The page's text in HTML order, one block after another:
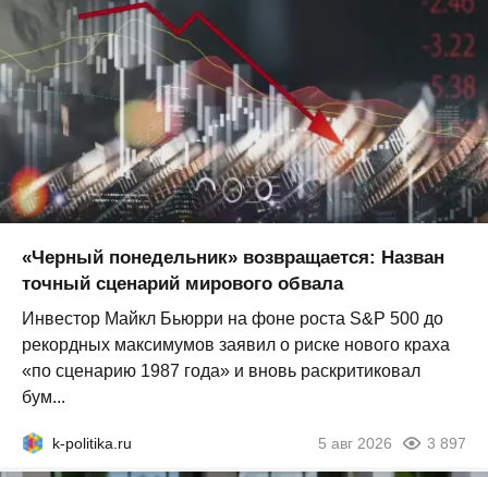
«Черный понедельник» возвращается: Назван
точный сценарий мирового обвала
Инвестор Майкл Бьюрри на фоне роста S&P 500 до
рекордных максимумов заявил о риске нового краха
«по сценарию 1987 года» и вновь раскритиковал
бум...
k-politika.ru 5 авг 2026 3 897